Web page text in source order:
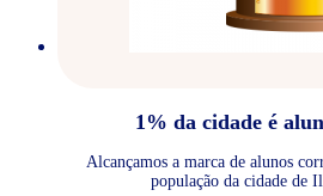
1% da cidade é
Alcançamos a marca de alunos
população da cidade de